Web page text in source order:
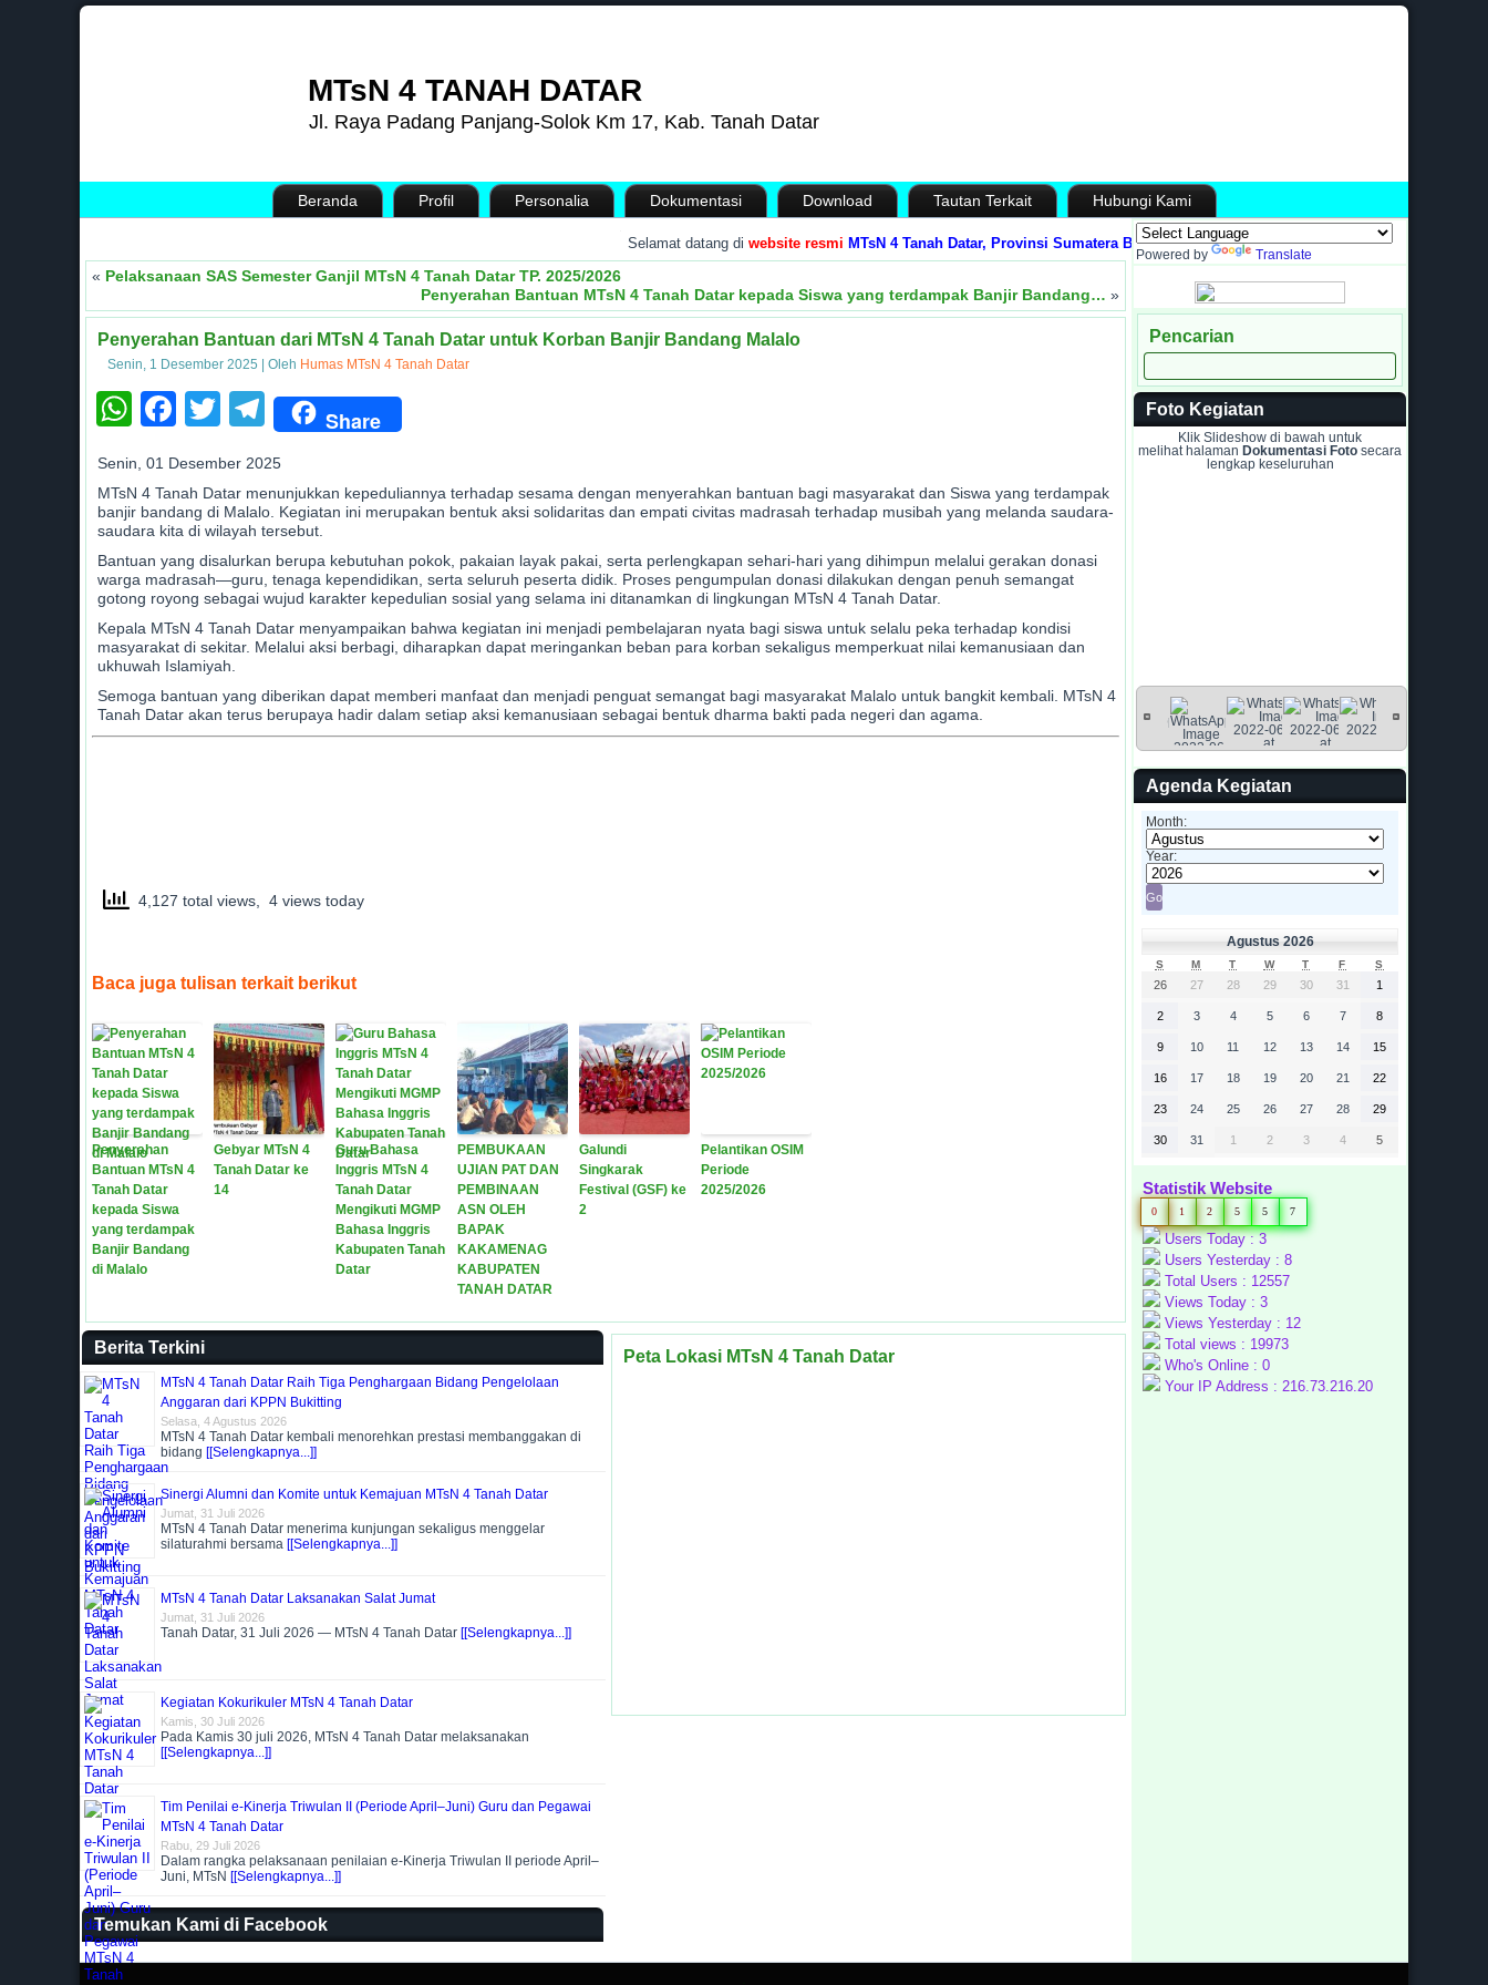
MTsN 4 TANAH DATAR
Jl. Raya Padang Panjang-Solok Km 17, Kab. Tanah Datar
Beranda Profil Personalia Dokumentasi Download Tautan Terkait Hubungi Kami
Selamat datang diwebsite resmi MTsN 4 Tanah Datar, Provinsi Sumatera Barat Media Informasi dan Sarana Komunikasi antara
« Pelaksanaan SAS Semester Ganjil MTsN 4 Tanah Datar TP. 2025/2026
Penyerahan Bantuan MTsN 4 Tanah Datar kepada Siswa yang terdampak Banjir Bandang… »
Penyerahan Bantuan dari MTsN 4 Tanah Datar untuk Korban Banjir Bandang Malalo
Senin, 1 Desember 2025 Oleh Humas MTsN 4 Tanah Datar
WhatsApp
Facebook
Twitter
Telegram
Share
Senin, 01 Desember 2025
MTsN 4 Tanah Datar menunjukkan kepeduliannya terhadap sesama dengan menyerahkan bantuan bagi masyarakat dan Siswa yang terdampak
banjir bandang di Malalo. Kegiatan ini merupakan bentuk aksi solidaritas dan empati civitas madrasah terhadap musibah yang melanda saudara-
saudara kita di wilayah tersebut.
Bantuan yang disalurkan berupa kebutuhan pokok, pakaian layak pakai, serta perlengkapan sehari-hari yang dihimpun melalui gerakan donasi
warga madrasah—guru, tenaga kependidikan, serta seluruh peserta didik. Proses pengumpulan donasi dilakukan dengan penuh semangat
gotong royong sebagai wujud karakter kepedulian sosial yang selama ini ditanamkan di lingkungan MTsN 4 Tanah Datar.
Kepala MTsN 4 Tanah Datar menyampaikan bahwa kegiatan ini menjadi pembelajaran nyata bagi siswa untuk selalu peka terhadap kondisi
masyarakat di sekitar. Melalui aksi berbagi, diharapkan dapat meringankan beban para korban sekaligus memperkuat nilai kemanusiaan dan
ukhuwah Islamiyah.
Semoga bantuan yang diberikan dapat memberi manfaat dan menjadi penguat semangat bagi masyarakat Malalo untuk bangkit kembali. MTsN 4
Tanah Datar akan terus berupaya hadir dalam setiap aksi kemanusiaan sebagai bentuk dharma bakti pada negeri dan agama.
4,127 total views, 4 views today
Baca juga tulisan terkait berikut
Penyerahan
Bantuan MTsN 4
Tanah Datar
kepada Siswa
yang terdampak
Banjir Bandang
di Malalo
Gebyar MTsN 4
Tanah Datar ke
14
Guru Bahasa
Inggris MTsN 4
Tanah Datar
Mengikuti MGMP
Bahasa Inggris
Kabupaten Tanah
Datar
PEMBUKAAN
UJIAN PAT DAN
PEMBINAAN
ASN OLEH
BAPAK
KAKAMENAG
KABUPATEN
TANAH DATAR
Galundi
Singkarak
Festival (GSF) ke
2
Pelantikan OSIM
Periode
2025/2026
Berita Terkini
MTsN 4 Tanah Datar Raih Tiga Penghargaan Bidang Pengelolaan
Anggaran dari KPPN Bukitting
Selasa, 4 Agustus 2026
MTsN 4 Tanah Datar kembali menorehkan prestasi membanggakan di
bidang [[Selengkapnya...]]
Sinergi Alumni dan Komite untuk Kemajuan MTsN 4 Tanah Datar
Jumat, 31 Juli 2026
MTsN 4 Tanah Datar menerima kunjungan sekaligus menggelar
silaturahmi bersama [[Selengkapnya...]]
MTsN 4 Tanah Datar Laksanakan Salat Jumat
Jumat, 31 Juli 2026
Tanah Datar, 31 Juli 2026 — MTsN 4 Tanah Datar [[Selengkapnya...]]
Kegiatan Kokurikuler MTsN 4 Tanah Datar
Kamis, 30 Juli 2026
Pada Kamis 30 juli 2026, MTsN 4 Tanah Datar melaksanakan
[[Selengkapnya...]]
Tim Penilai e-Kinerja Triwulan II (Periode April–Juni) Guru dan Pegawai
MTsN 4 Tanah Datar
Rabu, 29 Juli 2026
Dalam rangka pelaksanaan penilaian e-Kinerja Triwulan II periode April–
Juni, MTsN [[Selengkapnya...]]
Temukan Kami di Facebook
Peta Lokasi MTsN 4 Tanah Datar
Powered by Translate
Pencarian
Foto Kegiatan
Klik Slideshow di bawah untuk
melihat halaman Dokumentasi Foto secara
lengkap keseluruhan
Agenda Kegiatan
Month:
Year:
Agustus 2026
S M T W T F S
26 27 28 29 30 31 1
2 3 4 5 6 7 8
9 10 11 12 13 14 15
16 17 18 19 20 21 22
23 24 25 26 27 28 29
30 31 1 2 3 4 5
Statistik Website
0 1 2 5 5 7
Users Today : 3
Users Yesterday : 8
Total Users : 12557
Views Today : 3
Views Yesterday : 12
Total views : 19973
Who's Online : 0
Your IP Address : 216.73.216.20